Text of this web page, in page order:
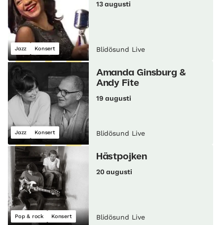
Jazz Konsert
13 augusti
Blidösund Live
Jazz Konsert
Amanda Ginsburg &
Andy Fite
19 augusti
Blidösund Live
Pop & rock Konsert
Hästpojken
20 augusti
Blidösund Live